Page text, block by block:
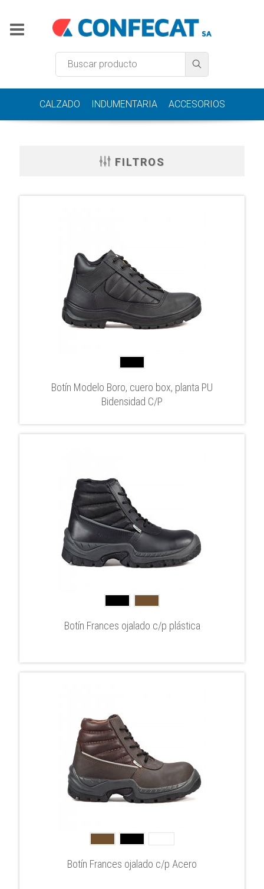
CALZADO INDUMENTARIA ACCESORIOS
FILTROS
Botín Modelo Boro, cuero box, planta PU
Bidensidad C/P
Botín Frances ojalado c/p plástica
Botín Frances ojalado c/p Acero